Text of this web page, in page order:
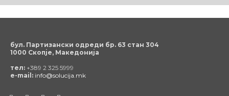
ЌЕ ИМ НАПРАВИМЕ ЃАВОЛСКИ ТЕШКО
НА ПАРТИИТЕ
00:46
бул. Партизански одреди бр. 63 стан 304
1000 Скопје, Македонија
тел: +389 2 325 5999
e-mail: info@solucija.mk